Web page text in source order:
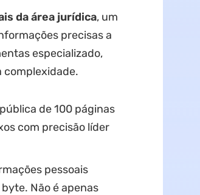
da área jurídica, um
precisas a
especializado,
complexidade.
de 100 páginas
com precisão líder
pessoais
Não é apenas